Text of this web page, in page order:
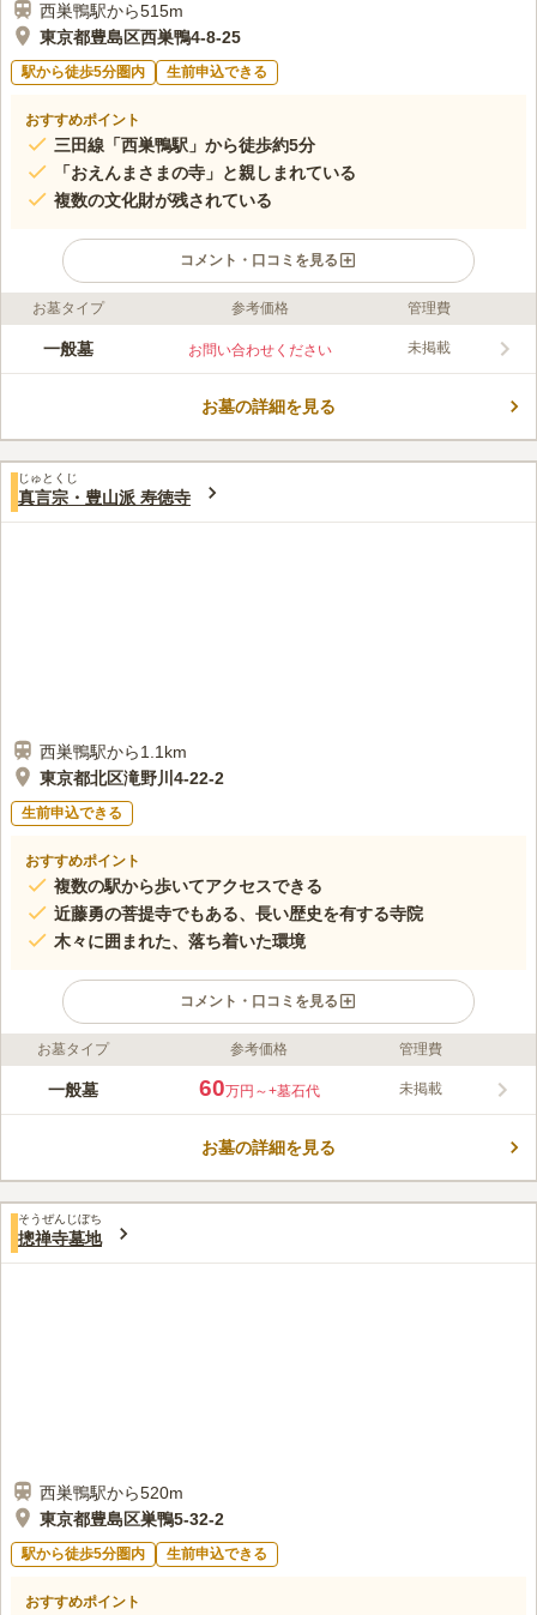
西巣鴨駅から515m
東京都豊島区西巣鴨4-8-25
駅から徒歩5分圏内 生前申込できる
おすすめポイント
三田線「西巣鴨駅」から徒歩約5分
「おえんまさまの寺」と親しまれている
複数の文化財が残されている
コメント・口コミを見る
ライフドット編集部のコメント
善養寺は、天台宗の寺院で、正式には薬王山延寿院養善寺といい
す。 「おえんまさまの寺」と呼ばれ、多くの人々から親しまれ
口コミ評価
この霊園はまだ誰からも評価されていません。
お墓タイプ 参考価格 管理費
一般墓 お問い合わせください 未掲載
お墓の詳細を見る
じゅとくじ
真言宗・豊山派 寿徳寺
西巣鴨駅から1.1km
東京都北区滝野川4-22-2
生前申込できる
おすすめポイント
複数の駅から歩いてアクセスできる
近藤勇の菩提寺でもある、長い歴史を有する寺院
木々に囲まれた、落ち着いた環境
コメント・口コミを見る
ライフドット編集部のコメント
谷津大観音で知られる寿徳寺は、大きな木が並ぶ趣ある本堂と、
た。 地下鉄都営三田線「新板橋駅」「西巣鴨駅」から徒歩8分ほ
口コミ評価
この霊園はまだ誰からも評価されていません。
お墓タイプ 参考価格 管理費
一般墓 60万円～+墓石代 未掲載
お墓の詳細を見る
そうぜんじぼち
摠禅寺墓地
西巣鴨駅から520m
東京都豊島区巣鴨5-32-2
駅から徒歩5分圏内 生前申込できる
おすすめポイント